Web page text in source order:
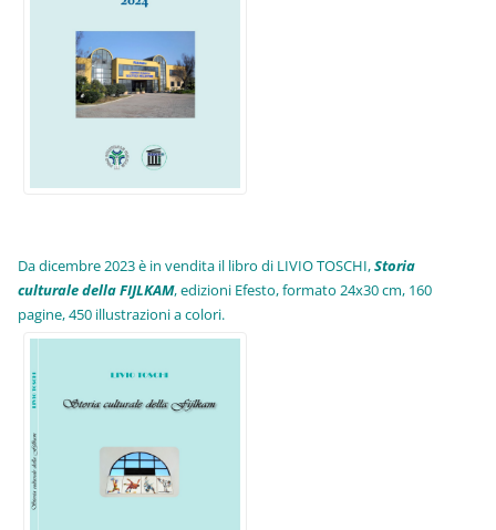
Da dicembre 2023 è in vendita il libro di LIVIO TOSCHI,Storia
culturale della FIJLKAM, edizioni Efesto, formato 24x30 cm, 160
pagine, 450 illustrazioni a colori.